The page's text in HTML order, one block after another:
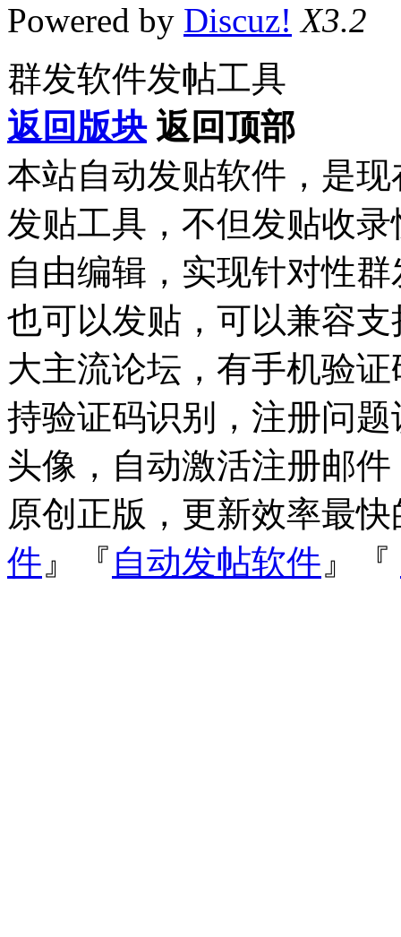
Powered by Discuz! X3.2
群发软件发帖工具
返回版块 返回顶部
本站自动发贴软件，是
发贴工具，不但发贴收
自由编辑，实现针对性
也可以发贴，可以兼容支
大主流论坛，有手机验
持验证码识别，注册问
头像，自动激活注册邮
原创正版，更新效率最
件 』『 自动发帖软件 』『